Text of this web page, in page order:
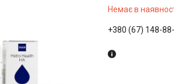
Немає в
+380 (67) 148-